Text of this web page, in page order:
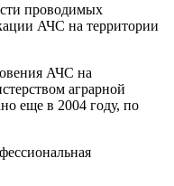
проводимых
АЧС на территории
АЧС на
аграрной
еще в 2004 году, по